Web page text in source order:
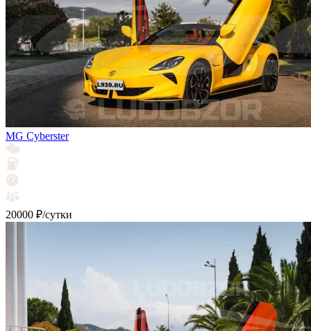
MG Cyberster
20000 ₽/сутки